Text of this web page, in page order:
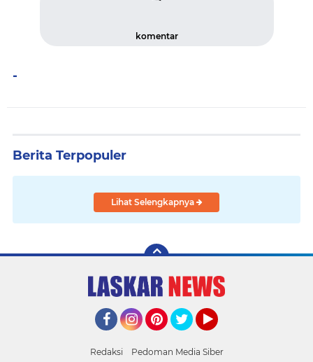
komentar
-
Berita Terpopuler
Lihat Selengkapnya
Redaksi Pedoman Media Siber